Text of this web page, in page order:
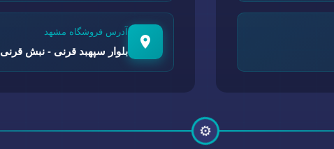
آدرس فروشگاه مشهد
بلوار سپهبد قرنی - نبش قرنی ۳۵
⚙️